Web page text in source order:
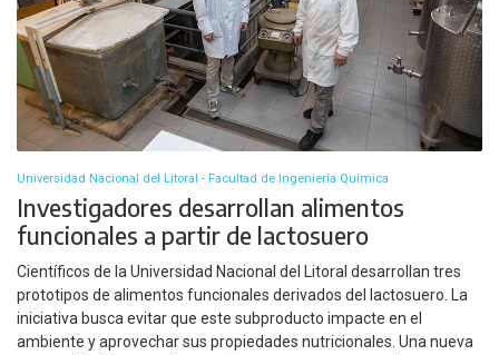
Universidad Nacional del Litoral - Facultad de Ingeniería Química
Investigadores desarrollan alimentos
funcionales a partir de lactosuero
Científicos de la Universidad Nacional del Litoral desarrollan tres
prototipos de alimentos funcionales derivados del lactosuero. La
iniciativa busca evitar que este subproducto impacte en el
ambiente y aprovechar sus propiedades nutricionales. Una nueva